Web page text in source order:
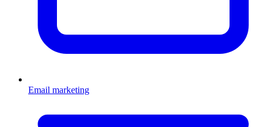
Email marketing